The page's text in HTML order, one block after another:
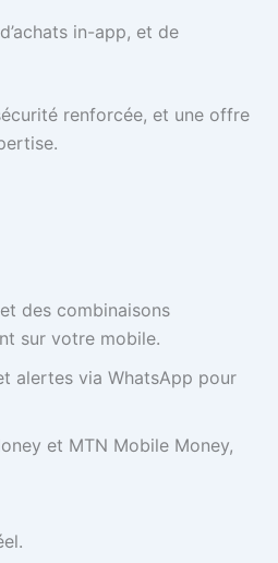
in-app, et de
renforcée, et une offre
des combinaisons
sur votre mobile.
alertes via WhatsApp pour
et MTN Mobile Money,